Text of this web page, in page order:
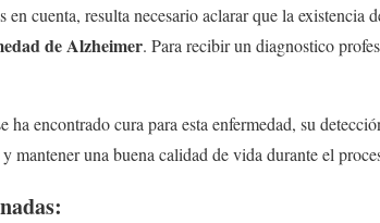
en cuenta, resulta necesario aclarar que la existencia
de Alzheimer. Para recibir un diagnostico
ha encontrado cura para esta enfermedad, su
mantener una buena calidad de vida durante el